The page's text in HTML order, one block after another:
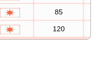
85
120